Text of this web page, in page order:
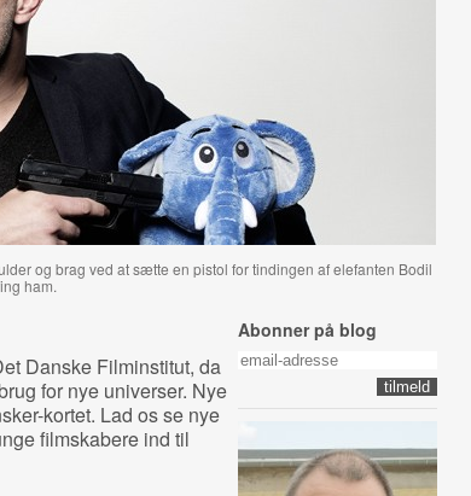
og brag ved at sætte en pistol for tindingen af elefanten Bodil
ham.
Danske Filminstitut, da
for nye universer. Nye
kortet. Lad os se nye
filmskabere ind til
Abonner på blog